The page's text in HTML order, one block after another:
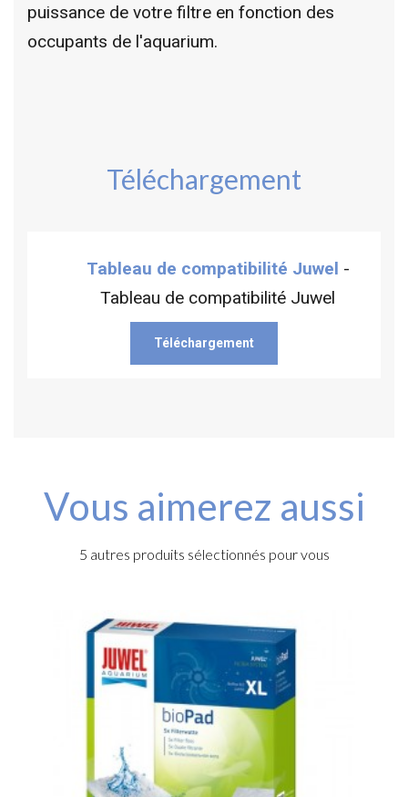
puissance de votre filtre en fonction des
occupants de l'aquarium.
Téléchargement
Tableau de compatibilité Juwel -
Tableau de compatibilité Juwel
Téléchargement
Vous aimerez aussi
5 autres produits sélectionnés pour vous